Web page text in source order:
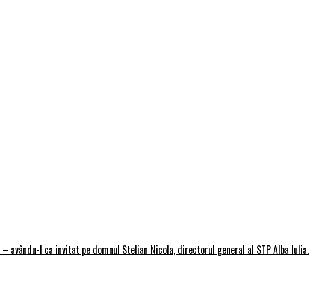
– avându-l ca invitat pe domnul Stelian Nicola, directorul general al STP Alba Iulia.